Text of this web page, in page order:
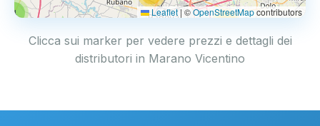
4 Leaflet | ©OpenStreetMapcontributors
Clicca sui marker per vedere prezzi e dettagli dei
distributori in Marano Vicentino